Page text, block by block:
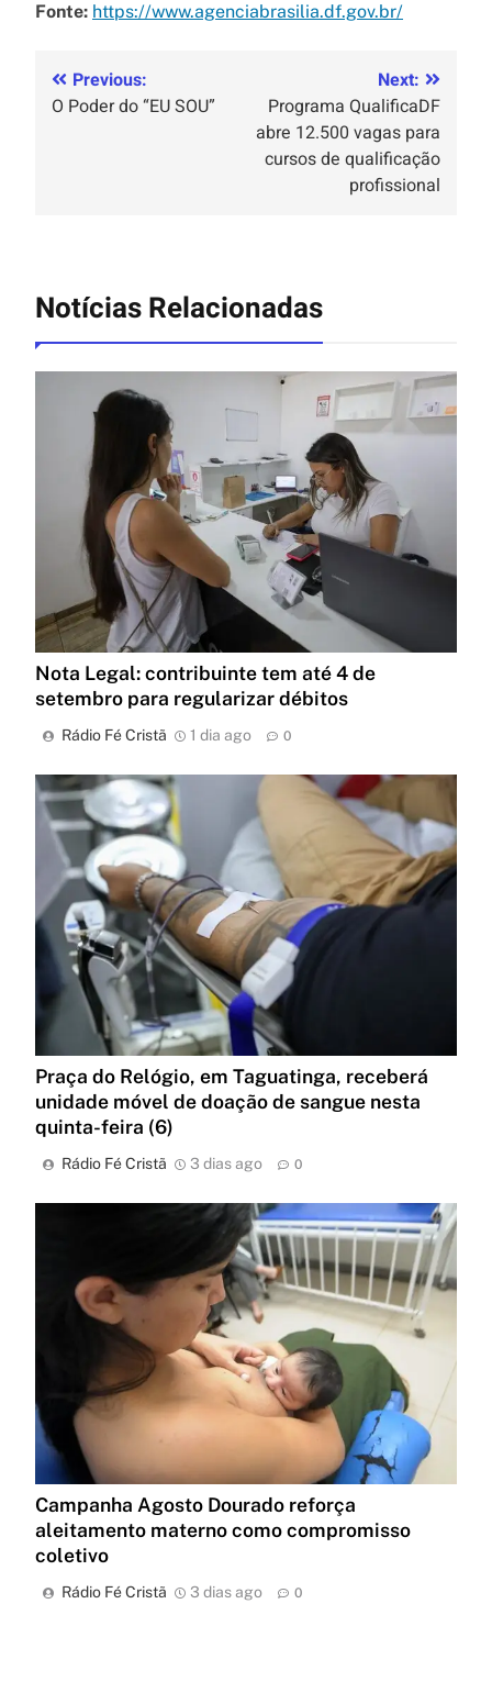
Fonte: https://www.agenciabrasilia.df.gov.br/
Previous:
O Poder do “EU SOU”
Next:
Programa QualificaDF
abre 12.500 vagas para
cursos de qualificação
profissional
Notícias Relacionadas
Nota Legal: contribuinte tem até 4 de
setembro para regularizar débitos
Rádio Fé Cristã 1 dia ago 0
Praça do Relógio, em Taguatinga, receberá
unidade móvel de doação de sangue nesta
quinta-feira (6)
Rádio Fé Cristã 3 dias ago 0
Campanha Agosto Dourado reforça
aleitamento materno como compromisso
coletivo
Rádio Fé Cristã 3 dias ago 0